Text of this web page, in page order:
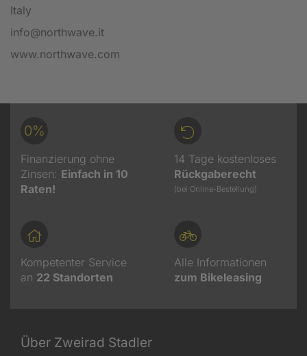
Italy
info@northwave.it
www.northwave.com
0%
Finanzierung ohne
Zinsen: Einfach in 10
Raten!
14 Tage kostenloses
Rückgaberecht
(bei Online-Bestellung)
Kompetenter Service
an 22 Standorten
Alle Informationen
zum Bikeleasing
Über Zweirad Stadler